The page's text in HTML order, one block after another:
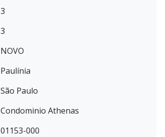
3
3
NOVO
Paulínia
São Paulo
Condominio Athenas
01153-000